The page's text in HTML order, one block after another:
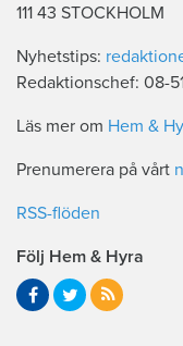
111 43 STOCKHOLM
Nyhetstips:
Redaktionschef: 08-
Läs mer om Hem &
Prenumerera på vårt
RSS-flöden
Följ Hem & Hyra